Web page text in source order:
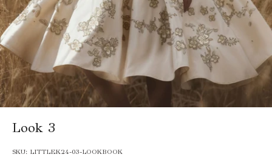
Look 3
SKU: LITTLEK24-03-LOOKBOOK